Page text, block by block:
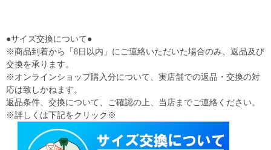
●サイズ交換について●
※商品到着から「8日以内」にご連絡いただいた場合のみ、返品及び
交換を承ります。
※オンラインショップ購入分について、実店舗での返品・交換の対
応は致しかねます。
返品条件、交換について、ご確認の上、当店までご連絡ください。
※詳しくは下記をクリック※